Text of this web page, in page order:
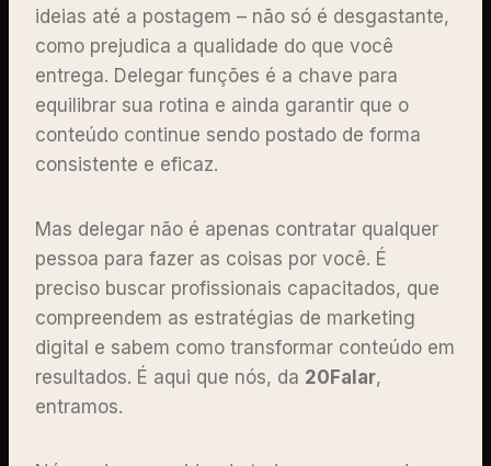
ideias até a postagem – não só é desgastante,
como prejudica a qualidade do que você
entrega. Delegar funções é a chave para
equilibrar sua rotina e ainda garantir que o
conteúdo continue sendo postado de forma
consistente e eficaz.
Mas delegar não é apenas contratar qualquer
pessoa para fazer as coisas por você. É
preciso buscar profissionais capacitados, que
compreendem as estratégias de marketing
digital e sabem como transformar conteúdo em
resultados. É aqui que nós, da 20Falar,
entramos.